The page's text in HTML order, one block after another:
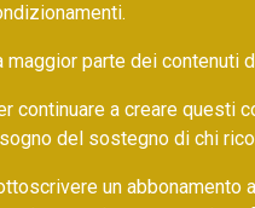
maggior parte dei contenuti
continuare a creare questi
del sostegno di chi
un